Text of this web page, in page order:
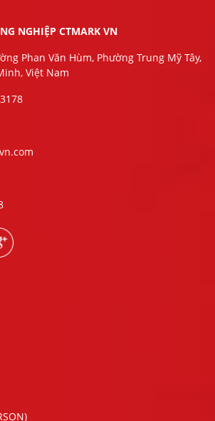
NGHIỆP CTMARK VN
Phan Văn Hùm, Phường Trung Mỹ Tây,
Việt Nam